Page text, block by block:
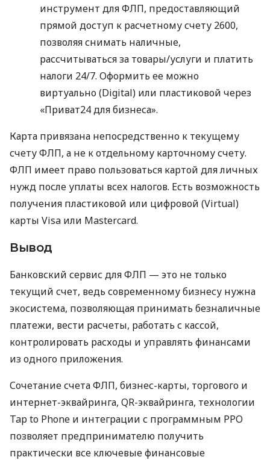
инструмент для ФЛП, предоставляющий
прямой доступ к расчетному счету 2600,
позволяя снимать наличные,
рассчитываться за товары/услуги и платить
налоги 24/7. Оформить ее можно
виртуально (Digital) или пластиковой через
«Приват24 для бизнеса».
Карта привязана непосредственно к текущему
счету ФЛП, а не к отдельному карточному счету.
ФЛП имеет право пользоваться картой для личных
нужд после уплаты всех налогов. Есть возможность
получения пластиковой или цифровой (Virtual)
карты Visa или Mastercard.
Вывод
Банковский сервис для ФЛП — это не только
текущий счет, ведь современному бизнесу нужна
экосистема, позволяющая принимать безналичные
платежи, вести расчеты, работать с кассой,
контролировать расходы и управлять финансами
из одного приложения.
Сочетание счета ФЛП, бизнес-карты, торгового и
интернет-эквайринга, QR-эквайринга, технологии
Tap to Phone и интеграции с программным РРО
позволяет предпринимателю получить
практически все ключевые финансовые